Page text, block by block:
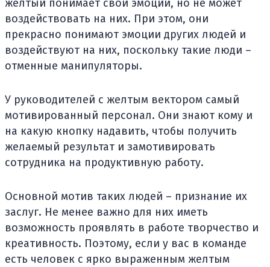
желтый понимает свои эмоции, но не может
воздействовать на них. При этом, они
прекрасно понимают эмоции других людей и
воздействуют на них, поскольку такие люди –
отменные манипуляторы.
У руководителей с желтым вектором самый
мотивированный персонал. Они знают кому и
на какую кнопку надавить, чтобы получить
желаемый результат и замотивировать
сотрудника на продуктивную работу.
Основной мотив таких людей – признание их
заслуг. Не менее важно для них иметь
возможность проявлять в работе творчество и
креативность. Поэтому, если у вас в команде
есть человек с ярко выраженным желтым